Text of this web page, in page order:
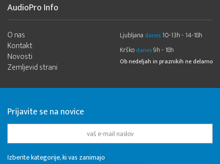
AudioPro Info
O nas
Kontakt
Novosti
Zemljevid strani
Ljubljana danes 10-13h - 14-18h
Krško danes9h - 18h
Ob nedeljah in praznikih ne delamo
Prijavite se na novice
Izberite kategorije, ki vas zanimajo